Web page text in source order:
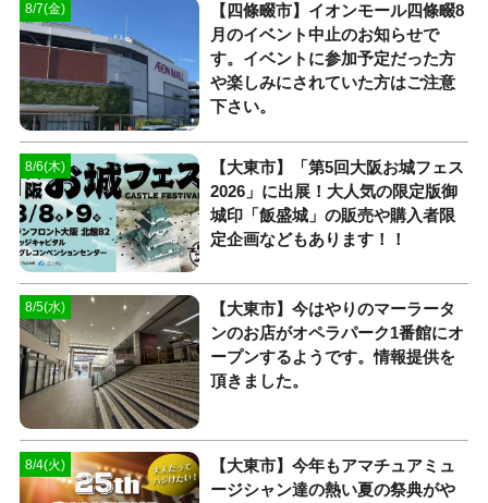
8/7(金)
【四條畷市】イオンモール四條畷8
月のイベント中止のお知らせで
す。イベントに参加予定だった方
や楽しみにされていた方はご注意
下さい。
8/6(木)
【大東市】「第5回大阪お城フェス
2026」に出展！大人気の限定版御
城印「飯盛城」の販売や購入者限
定企画などもあります！！
8/5(水)
【大東市】今はやりのマーラータ
ンのお店がオペラパーク1番館にオ
ープンするようです。情報提供を
頂きました。
8/4(火)
【大東市】今年もアマチュアミュ
ージシャン達の熱い夏の祭典がや